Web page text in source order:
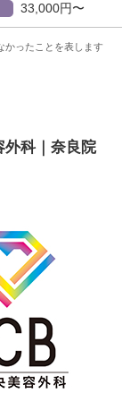
33,000円〜
ったことを表します
外科｜奈良院